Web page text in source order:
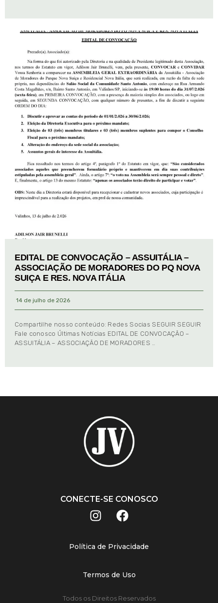
EDITAL DE CONVOCAÇÃO – ASSUITÁLIA –
ASSOCIAÇÃO DE MORADORES DO PQ NOVA
SUIÇA E RES. NOVA ITÁLIA
14 de julho de 2026
Compartilhe nosso conteúdo: Redes Socias SEGUIR SEGUIR
Fale conosco Últimas Notícias EDITAL DE CONVOCAÇÃO –
ASSUITÁLIA – ASSOCIAÇÃO DE MORADORES …
CONECTE-SE CONOSCO
Política de Privacidade
Termos de Uso
Todos os Direitos Reservados